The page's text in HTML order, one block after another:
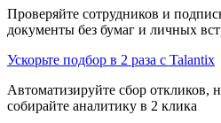
Проверяйте сотрудников и
документы без бумаг и личных
Ускорьте подбор в 2 раза с Talantix
Автоматизируйте сбор откликов,
собирайте аналитику в 2 клика